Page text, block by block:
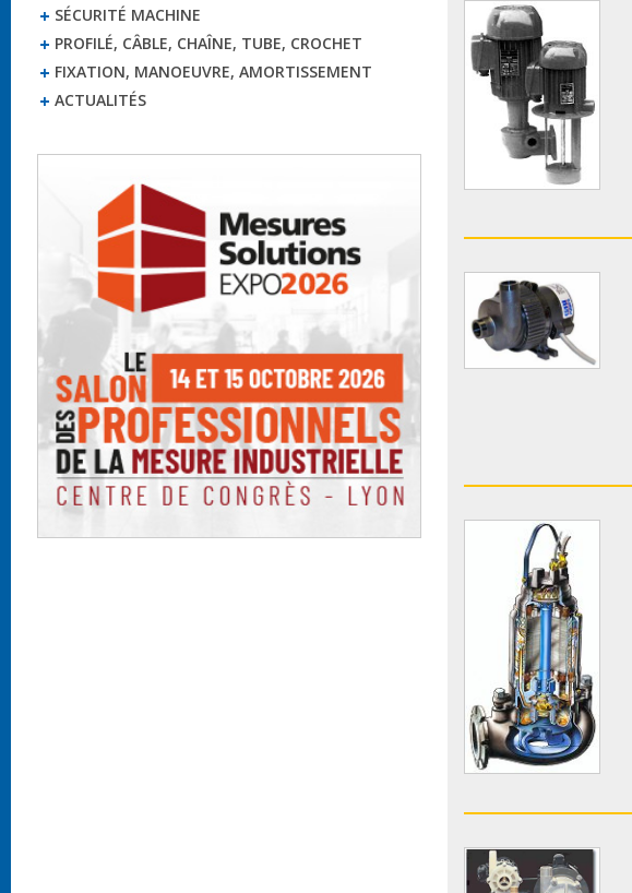
SÉCURITÉ MACHINE
PROFILÉ, CÂBLE, CHAÎNE, TUBE, CROCHET
FIXATION, MANOEUVRE, AMORTISSEMENT
ACTUALITÉS